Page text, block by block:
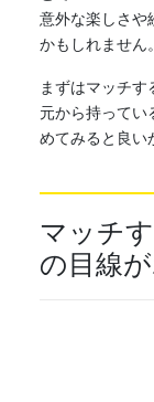
意外な楽しさや
かもしれません。
まずはマッチす
元から持ってい
めてみると良い
マッチ
の目線